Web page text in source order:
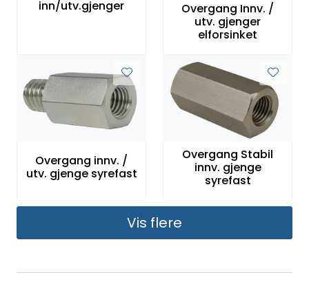
inn/utv.gjenger
Overgang Innv. /
utv. gjenger
elforsinket
Overgang innv. /
utv. gjenge syrefast
Overgang Stabil
innv. gjenge
syrefast
Vis flere